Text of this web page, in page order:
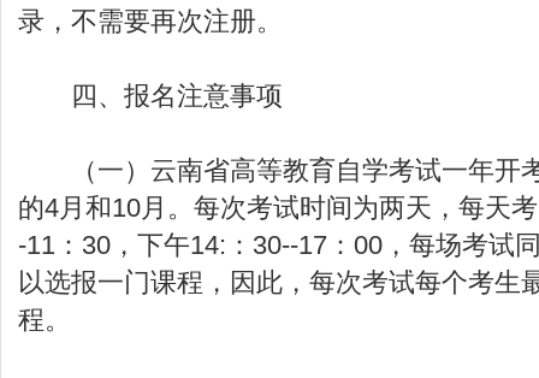
录，不需要再次注册。
四、报名注意事项
（一）云南省高等教育自学考试一年开
的4月和10月。每次考试时间为两天，每天
-11：30，下午14:：30--17：00，每场考试
以选报一门课程，因此，每次考试每个考生
程。